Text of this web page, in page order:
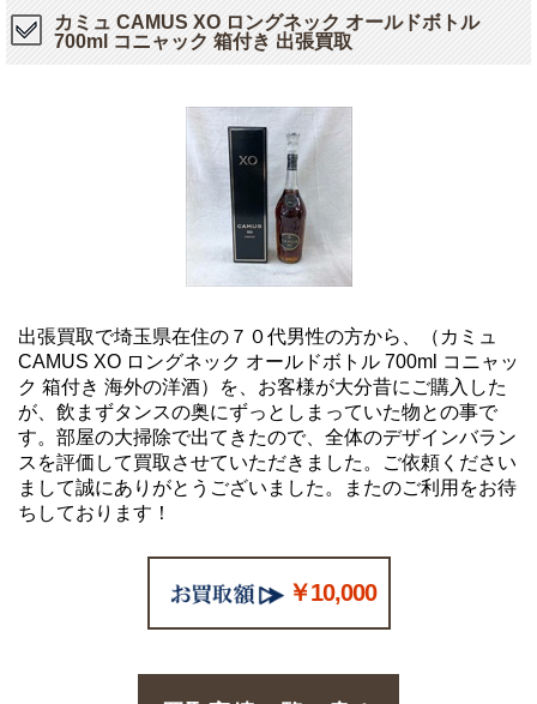
カミュ CAMUS XO ロングネック オールドボトル
700ml コニャック 箱付き 出張買取
出張買取で埼玉県在住の７０代男性の方から、（カミュ
CAMUS XO ロングネック オールドボトル 700ml コニャッ
ク 箱付き 海外の洋酒）を、お客様が大分昔にご購入した
が、飲まずタンスの奥にずっとしまっていた物との事で
す。部屋の大掃除で出てきたので、全体のデザインバラン
スを評価して買取させていただきました。ご依頼ください
まして誠にありがとうございました。またのご利用をお待
ちしております！
￥10,000